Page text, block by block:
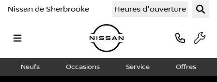
Nissan de Sherbrooke Heures d'ouverture
Neufs Occasions Service Offres